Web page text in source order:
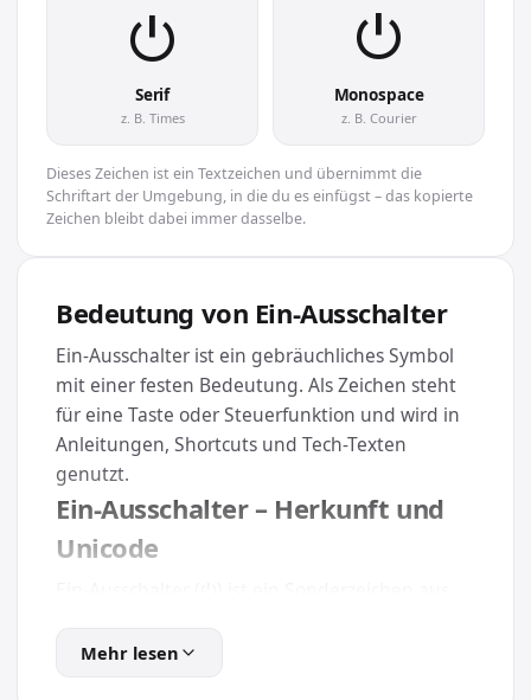
⏻︎
Serif
z. B. Times
⏻︎
Monospace
z. B. Courier
Dieses Zeichen ist ein Textzeichen und übernimmt die
Schriftart der Umgebung, in die du es einfügst – das kopierte
Zeichen bleibt dabei immer dasselbe.
Bedeutung von Ein-Ausschalter
Ein-Ausschalter ist ein gebräuchliches Symbol
mit einer festen Bedeutung. Als Zeichen steht
für eine Taste oder Steuerfunktion und wird in
Anleitungen, Shortcuts und Tech-Texten
genutzt.
Ein-Ausschalter – Herkunft und
Unicode
eindeutigen Unicode U+23FB. Weil es Teil des
Mehr lesen